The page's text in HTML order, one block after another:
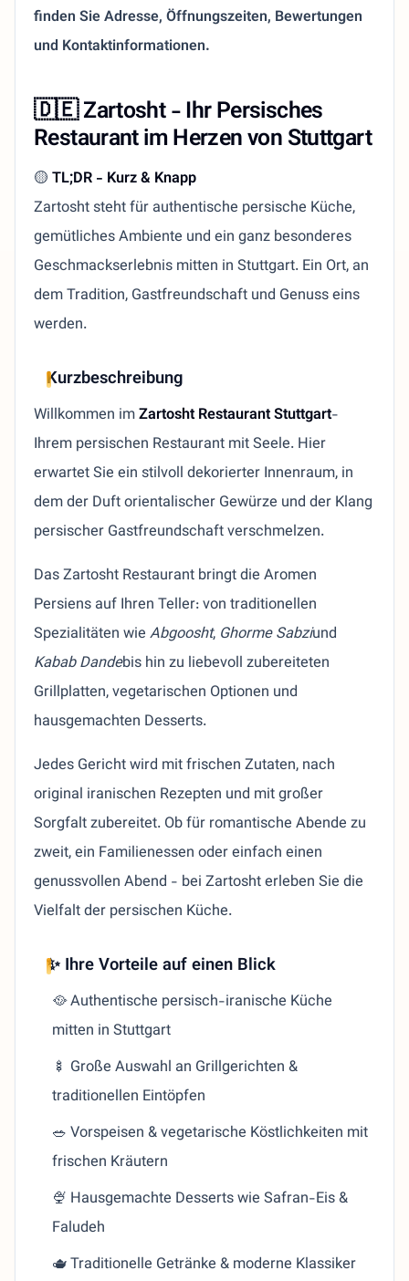
finden Sie Adresse, Öffnungszeiten, Bewertungen
und Kontaktinformationen.
🇩🇪 Zartosht - Ihr Persisches
Restaurant im Herzen von Stuttgart
🟡TL;DR - Kurz & Knapp
Zartosht steht für authentische persische Küche,
gemütliches Ambiente und ein ganz besonderes
Geschmackserlebnis mitten in Stuttgart. Ein Ort, an
dem Tradition, Gastfreundschaft und Genuss eins
werden.
Kurzbeschreibung
Willkommen imZartosht Restaurant Stuttgart-
Ihrem persischen Restaurant mit Seele. Hier
erwartet Sie ein stilvoll dekorierter Innenraum, in
dem der Duft orientalischer Gewürze und der Klang
persischer Gastfreundschaft verschmelzen.
Das Zartosht Restaurant bringt die Aromen
Persiens auf Ihren Teller: von traditionellen
Spezialitäten wieAbgoosht, Ghorme Sabziund
Kabab Dandebis hin zu liebevoll zubereiteten
Grillplatten, vegetarischen Optionen und
hausgemachten Desserts.
Jedes Gericht wird mit frischen Zutaten, nach
original iranischen Rezepten und mit großer
Sorgfalt zubereitet. Ob für romantische Abende zu
zweit, ein Familienessen oder einfach einen
genussvollen Abend - bei Zartosht erleben Sie die
Vielfalt der persischen Küche.
✨ Ihre Vorteile auf einen Blick
🥘 Authentische persisch-iranische Küche
mitten in Stuttgart
🍢 Große Auswahl an Grillgerichten &
traditionellen Eintöpfen
🥗 Vorspeisen & vegetarische Köstlichkeiten mit
frischen Kräutern
🍨 Hausgemachte Desserts wie Safran-Eis &
Faludeh
🫖 Traditionelle Getränke & moderne Klassiker